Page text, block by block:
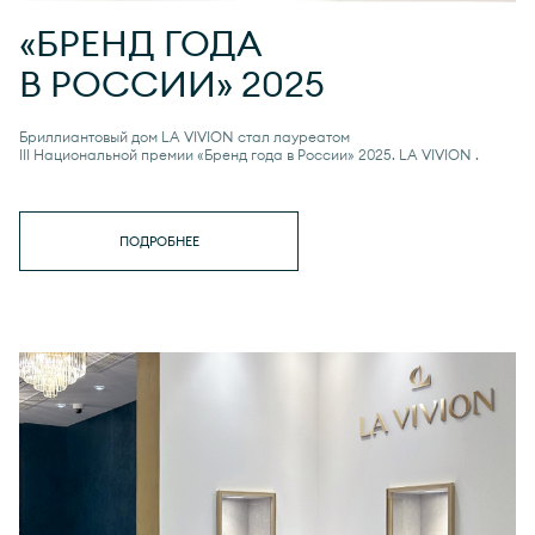
«БРЕНД ГОДА
В РОССИИ» 2025
Бриллиантовый дом LA VIVION стал лауреатом
III Национальной премии «Бренд года в России» 2025. LA VIVION .
ПОДРОБНЕЕ